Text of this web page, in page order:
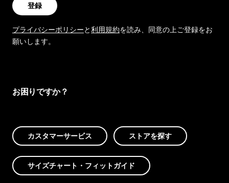
登録
プライバシーポリシーと利用規約を読み、同意の上ご登録をお
願いします。
お困りですか？
カスタマーサービス ストアを探す
サイズチャート・フィットガイド